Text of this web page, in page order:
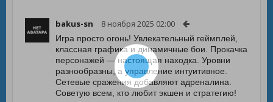
bakus-sn 8 ноября 2025 02:00
Игра просто огонь! Увлекательный геймплей,
классная графика и динамичные бои. Прокачка
персонажей — настоящая находка. Уровни
разнообразны, а управление интуитивное.
Сетевые сражения добавляют адреналина.
Советую всем, кто любит экшен и стратегию!